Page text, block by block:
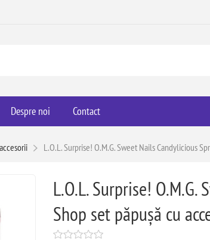
Despre noi Contact
L.O.L. Surprise! O.M.G. Sweet Nails Candylicious
L.O.L. Surprise!
Shop set păpușă cu